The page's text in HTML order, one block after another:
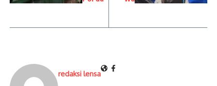
redaksi lensa